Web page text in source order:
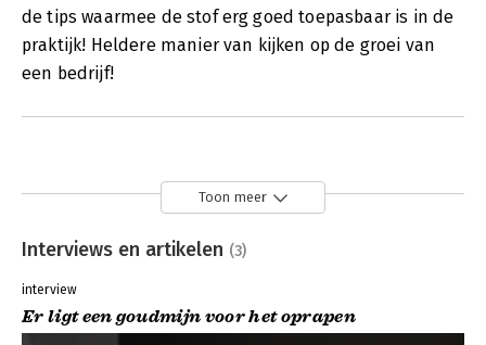
de tips waarmee de stof erg goed toepasbaar is in de
praktijk! Heldere manier van kijken op de groei van
een bedrijf!
Toon meer
Interviews en artikelen (3)
interview
Er ligt een goudmijn voor het oprapen